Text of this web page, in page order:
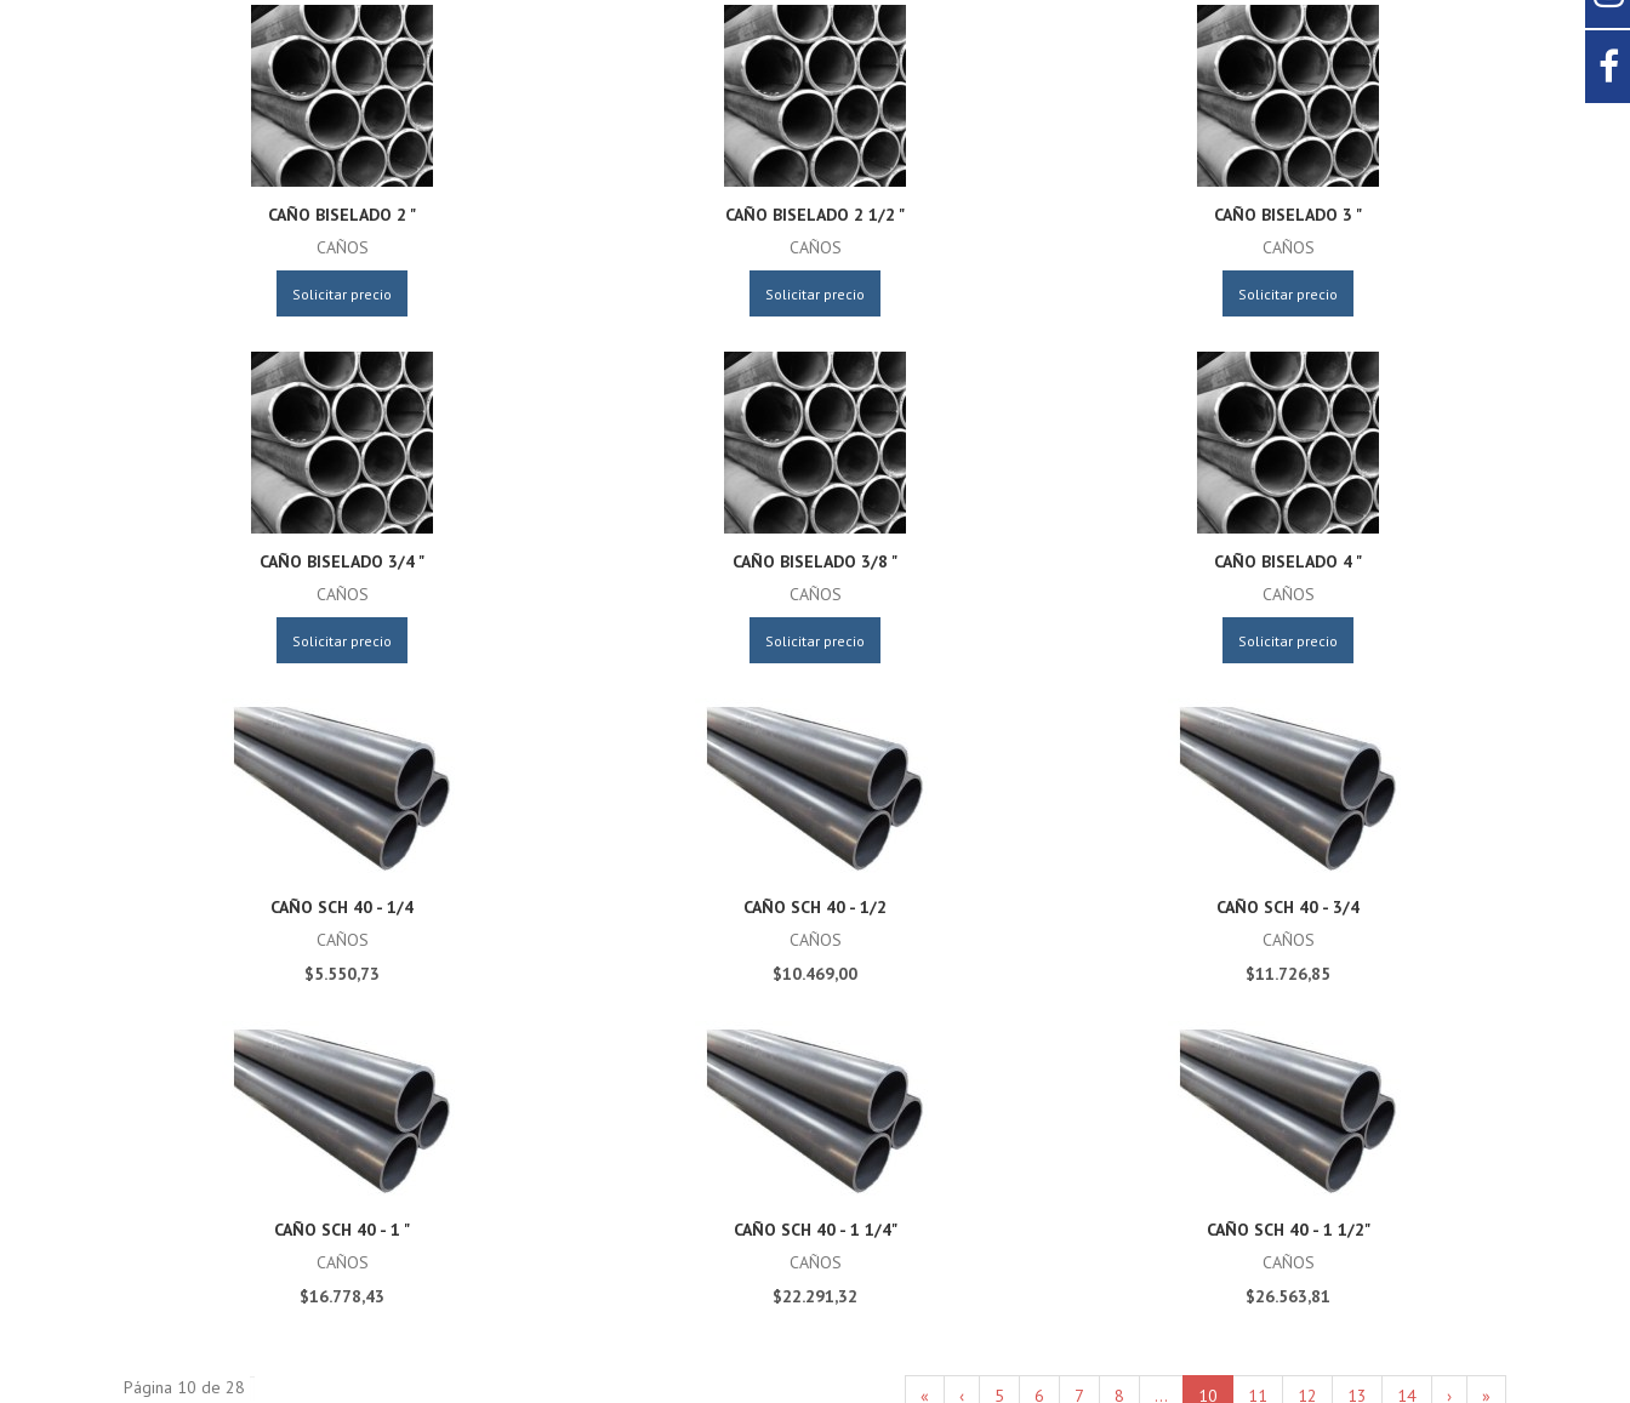
CAÑO BISELADO 2 "
CAÑOS
Solicitar precio
CAÑO BISELADO 2 1/2 "
CAÑOS
Solicitar precio
CAÑO BISELADO 3 "
CAÑOS
Solicitar precio
CAÑO BISELADO 3/4 "
CAÑOS
Solicitar precio
CAÑO BISELADO 3/8 "
CAÑOS
Solicitar precio
CAÑO BISELADO 4 "
CAÑOS
Solicitar precio
CAÑO SCH 40 - 1/4
CAÑOS
$5.550,73
CAÑO SCH 40 - 1/2
CAÑOS
$10.469,00
CAÑO SCH 40 - 3/4
CAÑOS
$11.726,85
CAÑO SCH 40 - 1 "
CAÑOS
$16.778,43
CAÑO SCH 40 - 1 1/4"
CAÑOS
$22.291,32
CAÑO SCH 40 - 1 1/2"
CAÑOS
$26.563,81
Página 10 de 28 « ‹ 5 6 7 8 ... 10 11 12 13 14 › »